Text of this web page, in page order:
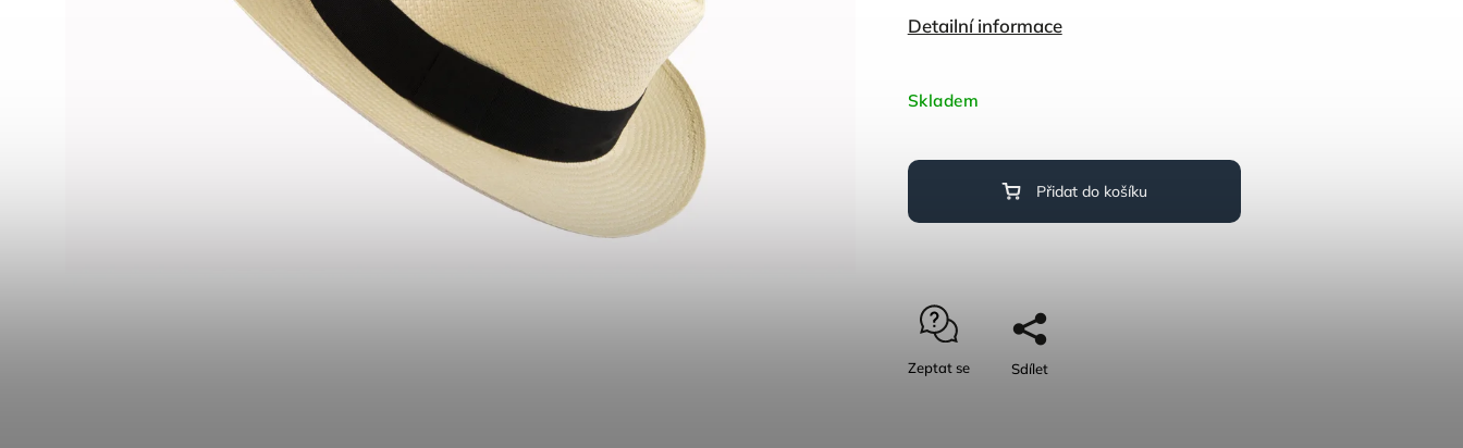
Detailní informace
Skladem
Přidat do košíku
Zeptat se Sdílet